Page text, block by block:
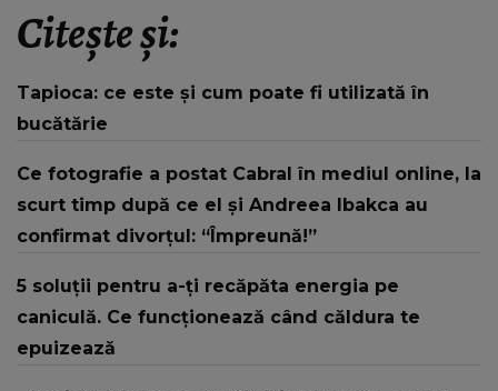
Citește și:
Tapioca: ce este și cum poate fi utilizată în
bucătărie
Ce fotografie a postat Cabral în mediul online, la
scurt timp după ce el și Andreea Ibakca au
confirmat divorțul: “Împreună!”
5 soluții pentru a-ți recăpăta energia pe
caniculă. Ce funcționează când căldura te
epuizează